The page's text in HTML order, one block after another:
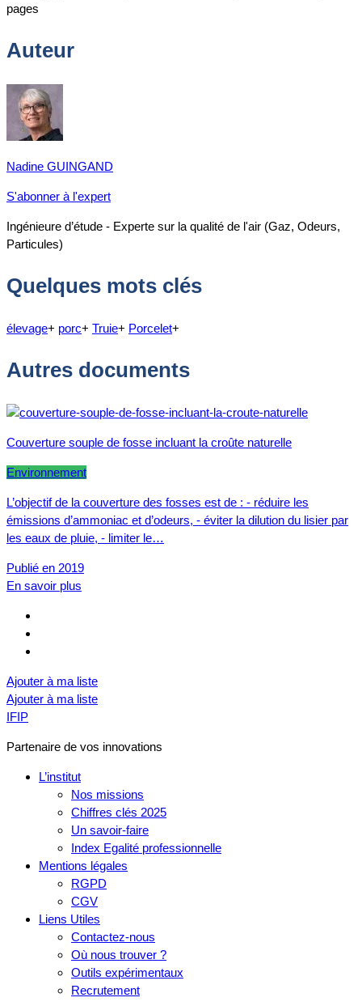
pages
Auteur
Nadine GUINGAND
S'abonner à l'expert
Ingénieure d’étude - Experte sur la qualité de l'air (Gaz, Odeurs,
Particules)
Quelques mots clés
élevage+ porc+ Truie+ Porcelet+
Autres documents
Couverture souple de fosse incluant la croûte naturelle
Environnement
L’objectif de la couverture des fosses est de : - réduire les
émissions d’ammoniac et d’odeurs, - éviter la dilution du lisier par
les eaux de pluie, - limiter le…
Publié en 2019
En savoir plus
Ajouter à ma liste
Ajouter à ma liste
IFIP
Partenaire de vos innovations
L’institut
Nos missions
Chiffres clés 2025
Un savoir-faire
Index Egalité professionnelle
Mentions légales
RGPD
CGV
Liens Utiles
Contactez-nous
Où nous trouver ?
Outils expérimentaux
Recrutement